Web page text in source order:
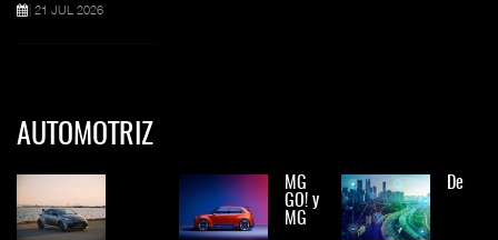
21 JUL 2026
AUTOMOTRIZ
MG
GO! y
MG
De